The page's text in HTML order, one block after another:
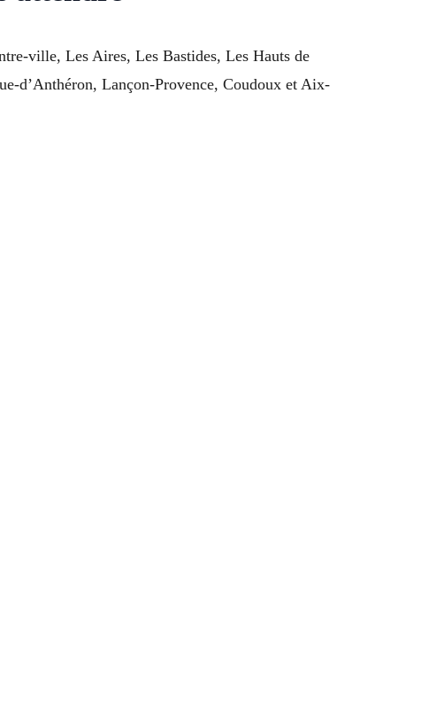
ville, Les Aires, Les Bastides, Les Hauts de
d’Anthéron, Lançon-Provence, Coudoux et Aix-